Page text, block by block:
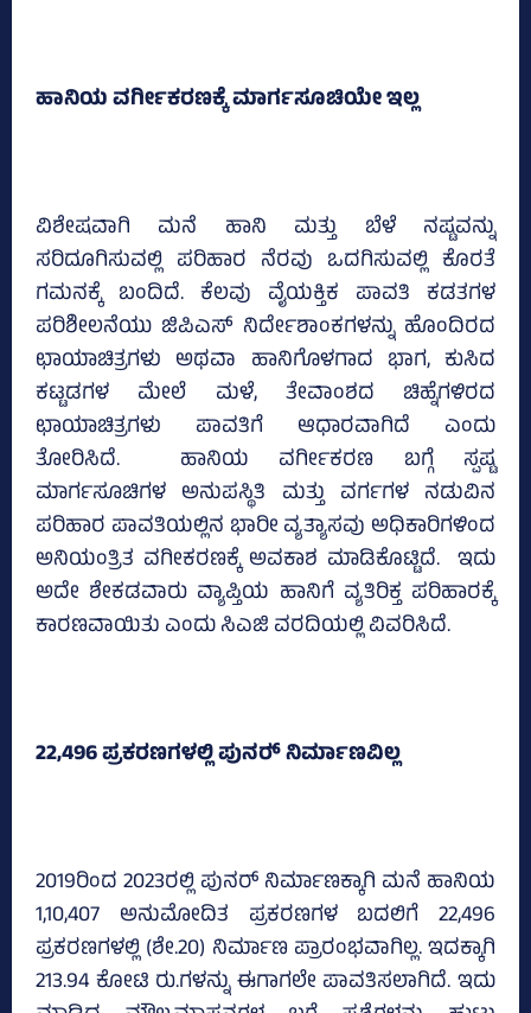
ಹಾನಿಯ ವರ್ಗೀಕರಣಕ್ಕೆ ಮಾರ್ಗಸೂಚಿಯೇ ಇಲ್ಲ
ವಿಶೇಷವಾಗಿ ಮನೆ ಹಾನಿ ಮತ್ತು ಬೆಳೆ ನಷ್ಟವನ್ನು
ಸರಿದೂಗಿಸುವಲ್ಲಿ ಪರಿಹಾರ ನೆರವು ಒದಗಿಸುವಲ್ಲಿ ಕೊರತೆ
ಗಮನಕ್ಕೆ ಬಂದಿದೆ. ಕೆಲವು ವೈಯಕ್ತಿಕ ಪಾವತಿ ಕಡತಗಳ
ಪರಿಶೀಲನೆಯು ಜಿಪಿಎಸ್‌ ನಿರ್ದೇಶಾಂಕಗಳನ್ನು ಹೊಂದಿರದ
ಛಾಯಾಚಿತ್ರಗಳು ಅಥವಾ ಹಾನಿಗೊಳಗಾದ ಭಾಗ, ಕುಸಿದ
ಕಟ್ಟಡಗಳ ಮೇಲೆ ಮಳೆ, ತೇವಾಂಶದ ಚಿಹ್ನೆಗಳಿರದ
ಛಾಯಾಚಿತ್ರಗಳು ಪಾವತಿಗೆ ಆಧಾರವಾಗಿದೆ ಎಂದು
ತೋರಿಸಿದೆ. ಹಾನಿಯ ವರ್ಗೀಕರಣ ಬಗ್ಗೆ ಸ್ಪಷ್ಟ
ಮಾರ್ಗಸೂಚಿಗಳ ಅನುಪಸ್ಥಿತಿ ಮತ್ತು ವರ್ಗಗಳ ನಡುವಿನ
ಪರಿಹಾರ ಪಾವತಿಯಲ್ಲಿನ ಭಾರೀ ವ್ಯತ್ಯಾಸವು ಅಧಿಕಾರಿಗಳಿಂದ
ಅನಿಯಂತ್ರಿತ ವಗೀಕರಣಕ್ಕೆ ಅವಕಾಶ ಮಾಡಿಕೊಟ್ಟಿದೆ. ಇದು
ಅದೇ ಶೇಕಡವಾರು ವ್ಯಾಪ್ತಿಯ ಹಾನಿಗೆ ವ್ಯತಿರಿಕ್ತ ಪರಿಹಾರಕ್ಕೆ
ಕಾರಣವಾಯಿತು ಎಂದು ಸಿಎಜಿ ವರದಿಯಲ್ಲಿ ವಿವರಿಸಿದೆ.
22,496 ಪ್ರಕರಣಗಳಲ್ಲಿ ಪುನರ್‍‌ ನಿರ್ಮಾಣವಿಲ್ಲ
2019ರಿಂದ 2023ರಲ್ಲಿ ಪುನರ್ ನಿರ್ಮಾಣಕ್ಕಾಗಿ ಮನೆ ಹಾನಿಯ
1,10,407 ಅನುಮೋದಿತ ಪ್ರಕರಣಗಳ ಬದಲಿಗೆ 22,496
ಪ್ರಕರಣಗಳಲ್ಲಿ (ಶೇ.20) ನಿರ್ಮಾಣ ಪ್ರಾರಂಭವಾಗಿಲ್ಲ. ಇದಕ್ಕಾಗಿ
213.94 ಕೋಟಿ ರು.ಗಳನ್ನು ಈಗಾಗಲೇ ಪಾವತಿಸಲಾಗಿದೆ. ಇದು